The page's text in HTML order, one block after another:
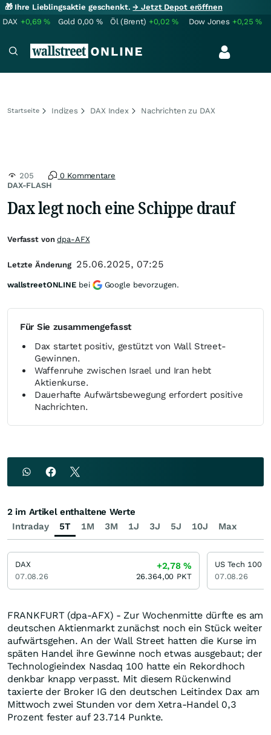
🎁 Ihre Lieblingsaktie geschenkt.→ Jetzt Depot eröffnen
DAX +0,69% Gold 0,00 % Öl (Brent) +0,02% Dow Jones +0,25%
Startseite Indizes DAX Index Nachrichten zu DAX
DAX-FLASH
205 0 Kommentare
Dax legt noch eine Schippe drauf
Für Sie zusammengefasst
Dax startet positiv, gestützt von Wall Street-
Gewinnen.
Waffenruhe zwischen Israel und Iran hebt
Aktienkurse.
Dauerhafte Aufwärtsbewegung erfordert positive
Nachrichten.
FRANKFURT (dpa-AFX) - Zur Wochenmitte dürfte es am
deutschen Aktienmarkt zunächst noch ein Stück weiter
aufwärtsgehen. An der Wall Street hatten die Kurse im
späten Handel ihre Gewinne noch etwas ausgebaut; der
Technologieindex Nasdaq 100 hatte ein Rekordhoch
denkbar knapp verpasst. Mit diesem Rückenwind
taxierte der Broker IG den deutschen Leitindex Dax am
Mittwoch zwei Stunden vor dem Xetra-Handel 0,3
Prozent fester auf 23.714 Punkte.
Verfasst vondpa-AFX
Letzte Änderung 25.06.2025, 07:25
wallstreetONLINE bei Google bevorzugen.
Intraday 5T 1M 3M 1J 3J 5J 10J Max
2 im Artikel enthaltene Werte
DAX
07.08.26
+2,78%
26.364,00 PKT
US Tech 100
07.08.26